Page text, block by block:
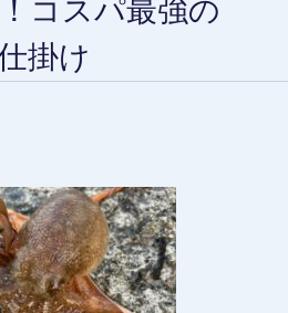
コスパ最強の
掛け